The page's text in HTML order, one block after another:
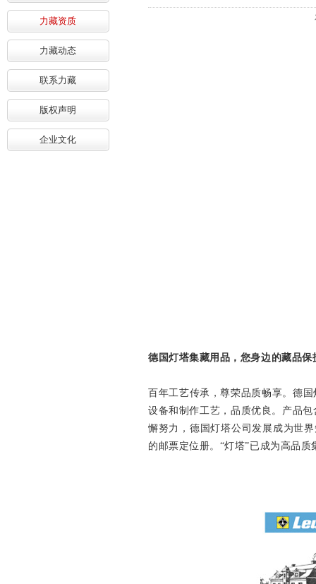
力藏资质
力藏动态
联系力藏
版权声明
企业文化
德国灯塔集藏用品，您身边的藏品保
百年工艺传承，尊荣品质畅享。德
设备和制作工艺，品质优良。产品
懈努力，德国灯塔公司发展成为世
的邮票定位册。“灯塔”已成为高品